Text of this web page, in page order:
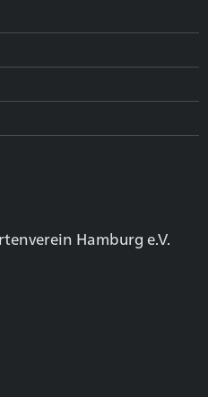
Hamburg e.V.